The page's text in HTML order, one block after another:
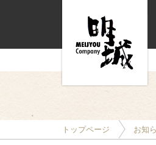
トップページ お知